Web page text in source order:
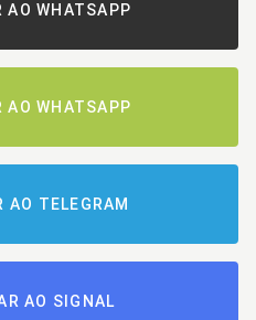
AO WHATSAPP
AO WHATSAPP
AO TELEGRAM
AO SIGNAL